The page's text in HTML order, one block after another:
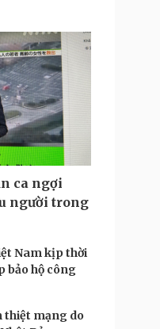
ca ngợi
người trong
Nam kịp thời
bảo hộ công
thiệt mạng do